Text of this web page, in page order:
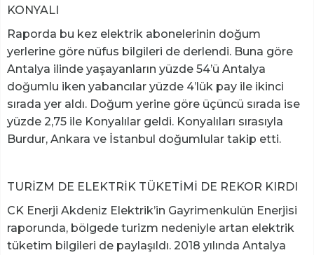
KONYALI
Raporda bu kez elektrik abonelerinin doğum
yerlerine göre nüfus bilgileri de derlendi. Buna göre
Antalya ilinde yaşayanların yüzde 54’ü Antalya
doğumlu iken yabancılar yüzde 4’lük pay ile ikinci
sırada yer aldı. Doğum yerine göre üçüncü sırada ise
yüzde 2,75 ile Konyalılar geldi. Konyalıları sırasıyla
Burdur, Ankara ve İstanbul doğumlular takip etti.
TURİZM DE ELEKTRİK TÜKETİMİ DE REKOR KIRDI
CK Enerji Akdeniz Elektrik’in Gayrimenkulün Enerjisi
raporunda, bölgede turizm nedeniyle artan elektrik
tüketim bilgileri de paylaşıldı. 2018 yılında Antalya